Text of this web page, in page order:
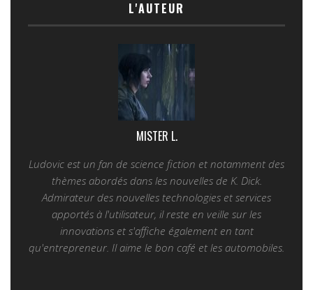
L'AUTEUR
MISTER L.
Ludovic est un fan de science fiction et notamment des
thèmes abordés dans les nouvelles de K. Dick.
Admirateur des nouvelles technologies et services
apportés à l'utilisateur, il reste en veille sur les
innovations et s'affiche également en tant
qu'entrepreneur. Il aime le bon café et les automobiles.